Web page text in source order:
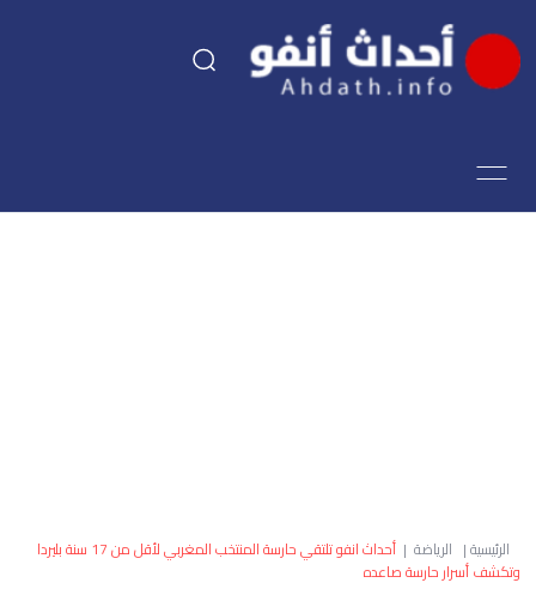
اقتصاد
العالم الرئيسية| الرياضة |
أحداث انفو تلتقي حارسة المنتخب المغربي لأقل من 17 سنة بليردا
وتكشف أسرار حارسة صاعده